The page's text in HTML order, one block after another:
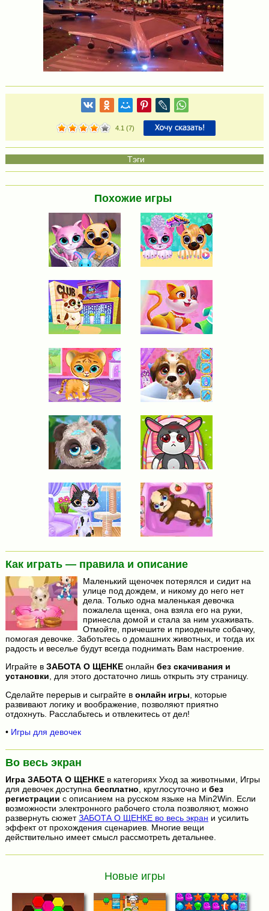
4.1 (7)
Похожие игры
Как играть — правила и описание
Маленький щеночек потерялся и сидит на
улице под дождем, и никому до него нет
дела. Только одна маленькая девочка
пожалела щенка, она взяла его на руки,
принесла домой и стала за ним ухаживать.
Отмойте, причешите и приоденьте собачку,
помогая девочке. Заботьтесь о домашних животных, и тогда их
радость и веселье будут всегда поднимать Вам настроение.
Играйте в ЗАБОТА О ЩЕНКЕонлайн без скачивания и
установки , для этого достаточно лишь открыть эту страницу.
Сделайте перерыв и сыграйте в онлайн игры , которые
развивают логику и воображение, позволяют приятно
отдохнуть. Расслабьтесь и отвлекитесь от дел!
• Игры для девочек
Во весь экран
Игра ЗАБОТА О ЩЕНКЕв категориях Уход за животными, Игры
для девочек доступна бесплатно , круглосуточно и без
регистрации с описанием на русском языке на Min2Win. Если
возможности электронного рабочего стола позволяют, можно
развернуть сюжетЗАБОТА О ЩЕНКЕ во весь экран и усилить
эффект от прохождения сценариев. Многие вещи
действительно имеет смысл рассмотреть детальнее.
Новые игры